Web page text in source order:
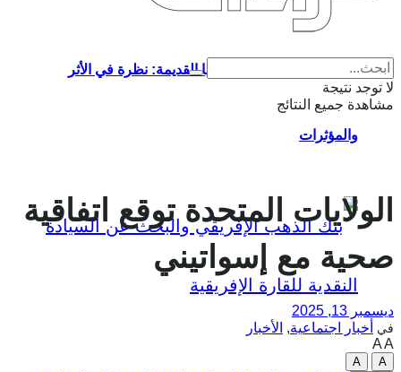
العلوم التطبيقية في إفريقيا القديمة: نظرة في الأثر
والمؤثرات
لا توجد نتيجة
مشاهدة جميع النتائج
الولايات المتحدة توقع اتفاقية
صحية مع إسواتيني
ديسمبر 13, 2025
في أخبار اجتماعية, الأخبار
AA
A
A